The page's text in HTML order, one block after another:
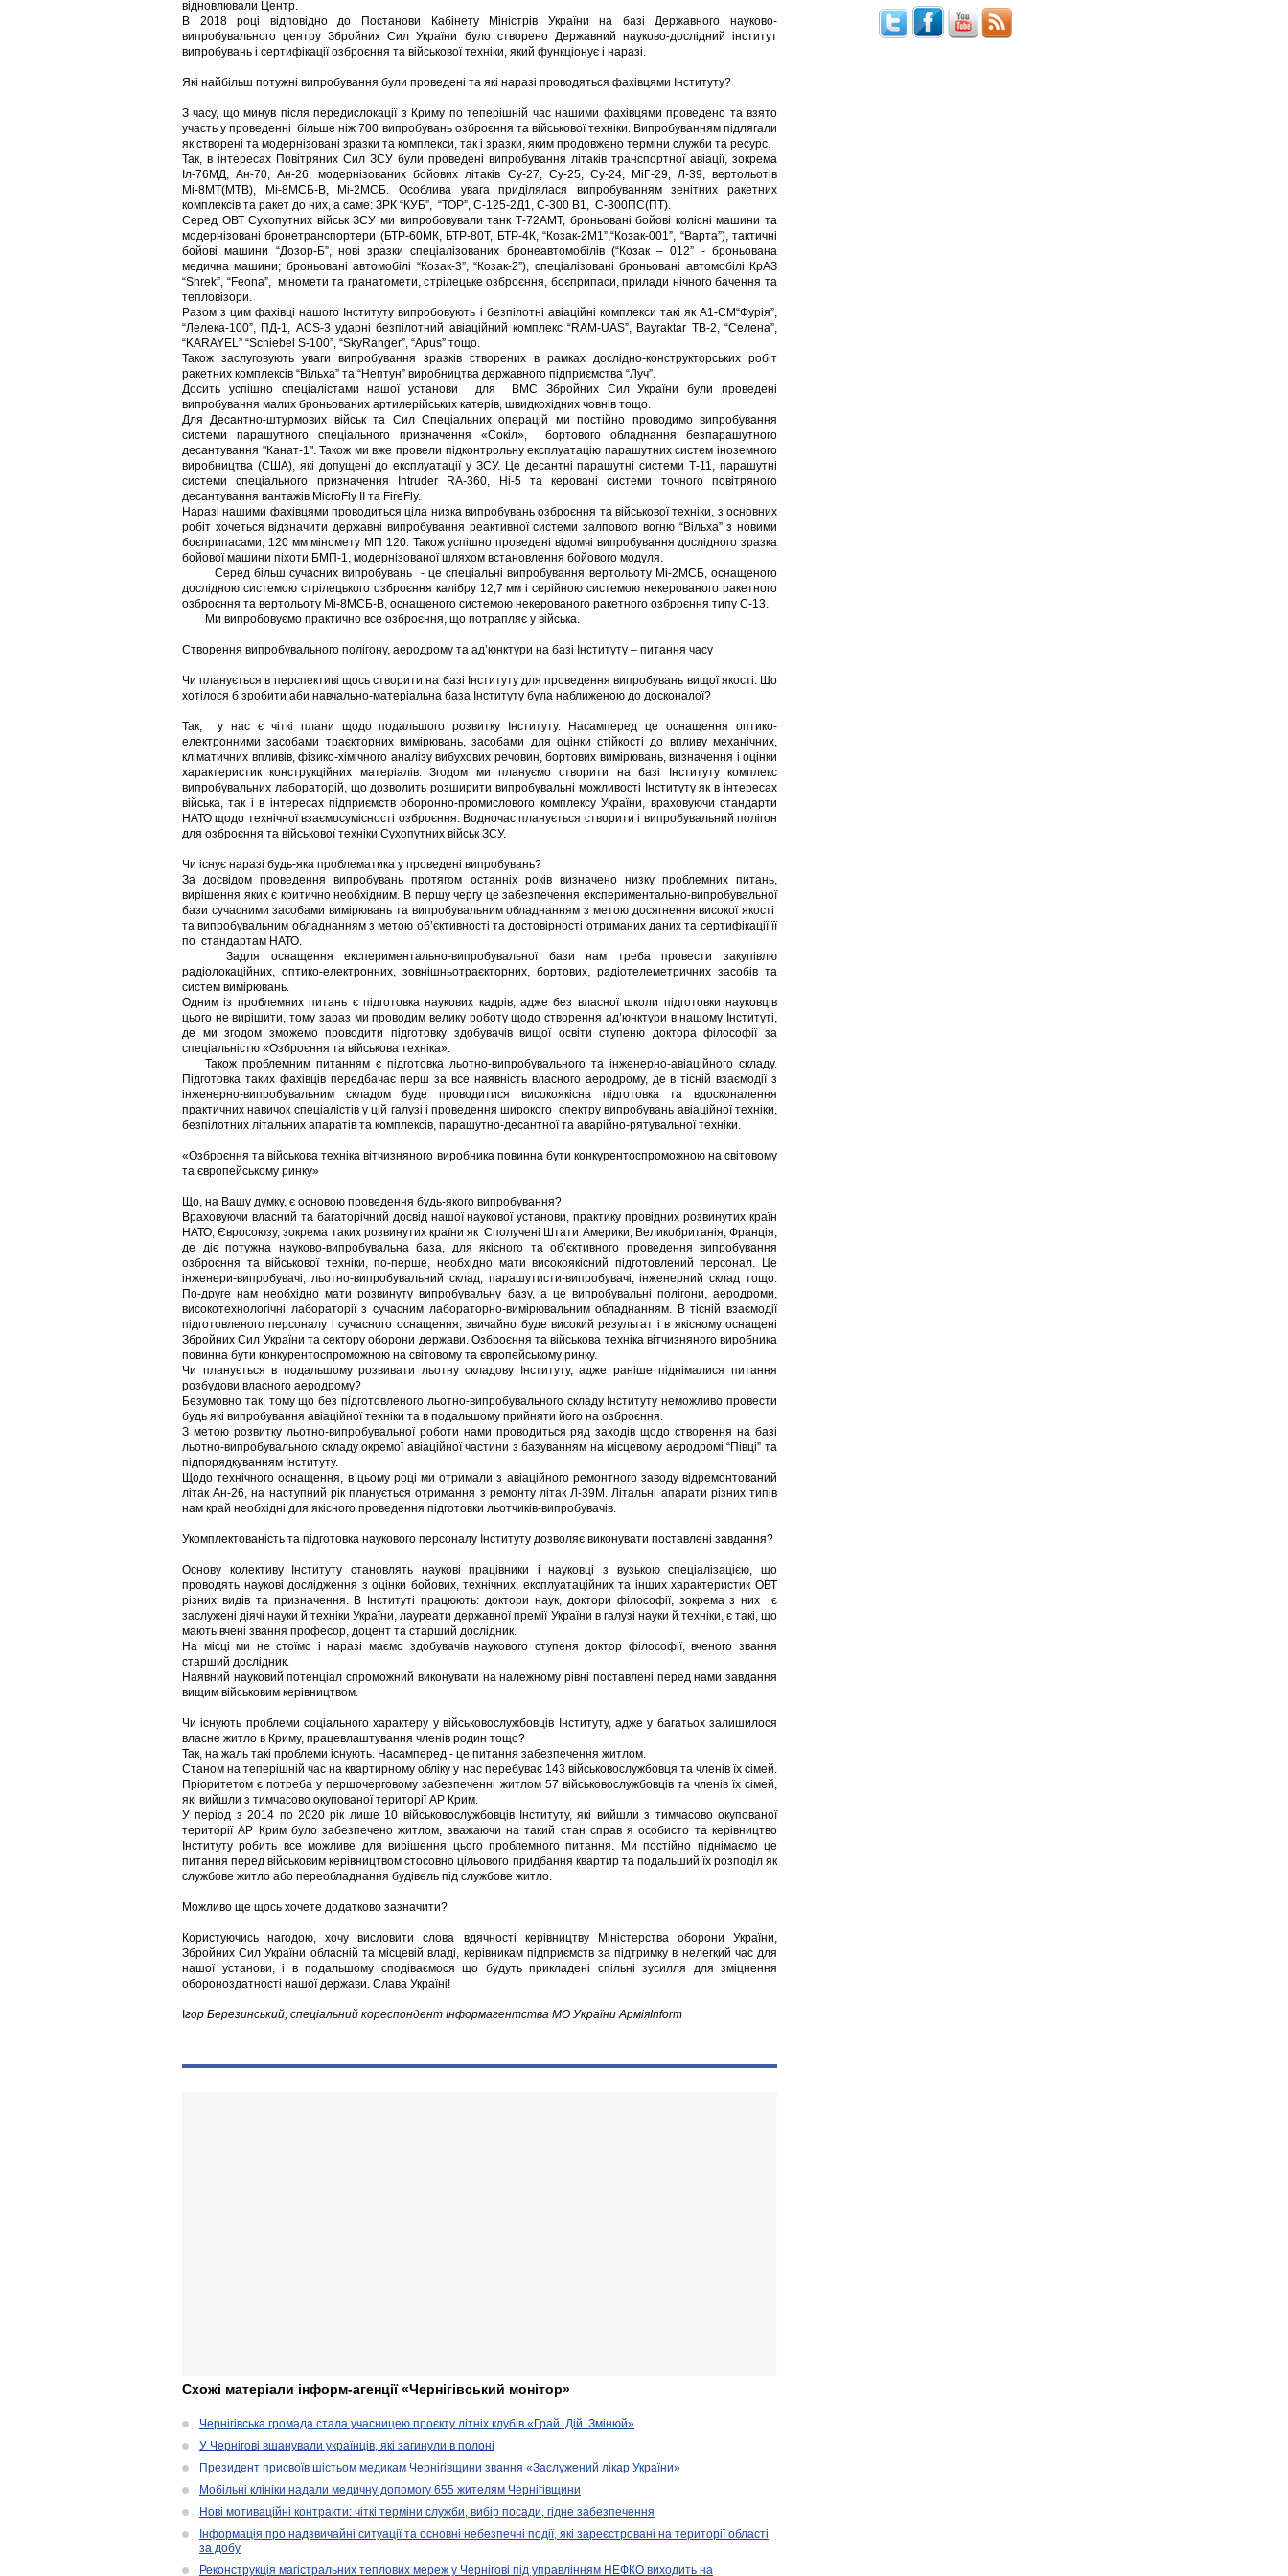
відновлювали Центр.
В 2018 році відповідно до Постанови Кабінету Міністрів України на базі Державного науково-
випробувального центру Збройних Сил України було створено Державний науково-дослідний інститут
випробувань і сертифікації озброєння та військової техніки, який функціонує і наразі.
Які найбільш потужні випробування були проведені та які наразі проводяться фахівцями Інституту?
З часу, що минув після передислокації з Криму по теперішній час нашими фахівцями проведено та взято
участь у проведенні більше ніж 700 випробувань озброєння та військової техніки. Випробуванням підлягали
як створені та модернізовані зразки та комплекси, так і зразки, яким продовжено терміни служби та ресурс.
Так, в інтересах Повітряних Сил ЗСУ були проведені випробування літаків транспортної авіації, зокрема
Іл-76МД, Ан-70, Ан-26, модернізованих бойових літаків Су-27, Су-25, Су-24, МіГ-29, Л-39, вертольотів
Мі-8МТ(МТВ), Мі-8МСБ-В, Мі-2МСБ. Особлива увага приділялася випробуванням зенітних ракетних
комплексів та ракет до них, а саме: ЗРК “КУБ”, “ТОР”, С-125-2Д1, С-300 В1, С-300ПС(ПТ).
Серед ОВТ Сухопутних військ ЗСУ ми випробовували танк Т-72АМТ, броньовані бойові колісні машини та
модернізовані бронетранспортери (БТР-60МК, БТР-80Т, БТР-4К, “Козак-2М1”,“Козак-001”, “Варта”), тактичні
бойові машини “Дозор-Б”, нові зразки спеціалізованих бронеавтомобілів (“Козак – 012” - броньована
медична машини; броньовані автомобілі “Козак-3”, “Козак-2”), спеціалізовані броньовані автомобілі КрАЗ
“Shrek”, “Feona”, міномети та гранатомети, стрілецьке озброєння, боєприпаси, прилади нічного бачення та
тепловізори.
Разом з цим фахівці нашого Інституту випробовують і безпілотні авіаційні комплекси такі як А1-СМ“Фурія”,
“Лелека-100”, ПД-1, ACS-3 ударні безпілотний авіаційний комплекс “RAM-UAS”, Bayraktar TB-2, “Селена”,
“KARAYEL” “Schiebel S-100”, “SkyRanger”, “Apus” тощо.
Також заслуговують уваги випробування зразків створених в рамках дослідно-конструкторських робіт
ракетних комплексів “Вільха” та “Нептун” виробництва державного підприємства “Луч”.
Досить успішно спеціалістами нашої установи для ВМС Збройних Сил України були проведені
випробування малих броньованих артилерійських катерів, швидкохідних човнів тощо.
Для Десантно-штурмових військ та Сил Спеціальних операцій ми постійно проводимо випробування
системи парашутного спеціального призначення «Сокіл», бортового обладнання безпарашутного
десантування "Канат-1". Також ми вже провели підконтрольну експлуатацію парашутних систем іноземного
виробництва (США), які допущені до експлуатації у ЗСУ. Це десантні парашутні системи Т-11, парашутні
системи спеціального призначення Intruder RA-360, Hi-5 та керовані системи точного повітряного
десантування вантажів MicroFly II та FireFly.
Наразі нашими фахівцями проводиться ціла низка випробувань озброєння та військової техніки, з основних
робіт хочеться відзначити державні випробування реактивної системи залпового вогню “Вільха” з новими
боєприпасами, 120 мм міномету МП 120. Також успішно проведені відомчі випробування дослідного зразка
бойової машини піхоти БМП-1, модернізованої шляхом встановлення бойового модуля.
Серед більш сучасних випробувань - це спеціальні випробування вертольоту Мі-2МСБ, оснащеного
дослідною системою стрілецького озброєння калібру 12,7 мм і серійною системою некерованого ракетного
озброєння та вертольоту Мі-8МСБ-В, оснащеного системою некерованого ракетного озброєння типу С-13.
Ми випробовуємо практично все озброєння, що потрапляє у війська.
Створення випробувального полігону, аеродрому та ад’юнктури на базі Інституту – питання часу
Чи планується в перспективі щось створити на базі Інституту для проведення випробувань вищої якості. Що
хотілося б зробити аби навчально-матеріальна база Інституту була наближеною до досконалої?
Так, у нас є чіткі плани щодо подальшого розвитку Інституту. Насамперед це оснащення оптико-
електронними засобами траєкторних вимірювань, засобами для оцінки стійкості до впливу механічних,
кліматичних впливів, фізико-хімічного аналізу вибухових речовин, бортових вимірювань, визначення і оцінки
характеристик конструкційних матеріалів. Згодом ми плануємо створити на базі Інституту комплекс
випробувальних лабораторій, що дозволить розширити випробувальні можливості Інституту як в інтересах
війська, так і в інтересах підприємств оборонно-промислового комплексу України, враховуючи стандарти
НАТО щодо технічної взаємосумісності озброєння. Водночас планується створити і випробувальний полігон
для озброєння та військової техніки Сухопутних військ ЗСУ.
Чи існує наразі будь-яка проблематика у проведені випробувань?
За досвідом проведення випробувань протягом останніх років визначено низку проблемних питань,
вирішення яких є критично необхідним. В першу чергу це забезпечення експериментально-випробувальної
бази сучасними засобами вимірювань та випробувальним обладнанням з метою досягнення високої якості
та випробувальним обладнанням з метою об’єктивності та достовірності отриманих даних та сертифікації її
по стандартам НАТО.
Задля оснащення експериментально-випробувальної бази нам треба провести закупівлю
радіолокаційних, оптико-електронних, зовнішньотраєкторних, бортових, радіотелеметричних засобів та
систем вимірювань.
Одним із проблемних питань є підготовка наукових кадрів, адже без власної школи підготовки науковців
цього не вирішити, тому зараз ми проводим велику роботу щодо створення ад’юнктури в нашому Інституті,
де ми згодом зможемо проводити підготовку здобувачів вищої освіти ступеню доктора філософії за
спеціальністю «Озброєння та військова техніка».
Також проблемним питанням є підготовка льотно-випробувального та інженерно-авіаційного складу.
Підготовка таких фахівців передбачає перш за все наявність власного аеродрому, де в тісній взаємодії з
інженерно-випробувальним складом буде проводитися високоякісна підготовка та вдосконалення
практичних навичок спеціалістів у цій галузі і проведення широкого спектру випробувань авіаційної техніки,
безпілотних літальних апаратів та комплексів, парашутно-десантної та аварійно-рятувальної техніки.
«Озброєння та військова техніка вітчизняного виробника повинна бути конкурентоспроможною на світовому
та європейському ринку»
Що, на Вашу думку, є основою проведення будь-якого випробування?
Враховуючи власний та багаторічний досвід нашої наукової установи, практику провідних розвинутих країн
НАТО, Євросоюзу, зокрема таких розвинутих країни як Сполучені Штати Америки, Великобританія, Франція,
де діє потужна науково-випробувальна база, для якісного та об’єктивного проведення випробування
озброєння та військової техніки, по-перше, необхідно мати високоякісний підготовлений персонал. Це
інженери-випробувачі, льотно-випробувальний склад, парашутисти-випробувачі, інженерний склад тощо.
По-друге нам необхідно мати розвинуту випробувальну базу, а це випробувальні полігони, аеродроми,
високотехнологічні лабораторії з сучасним лабораторно-вимірювальним обладнанням. В тісній взаємодії
підготовленого персоналу і сучасного оснащення, звичайно буде високий результат і в якісному оснащені
Збройних Сил України та сектору оборони держави. Озброєння та військова техніка вітчизняного виробника
повинна бути конкурентоспроможною на світовому та європейському ринку.
Чи планується в подальшому розвивати льотну складову Інституту, адже раніше піднімалися питання
розбудови власного аеродрому?
Безумовно так, тому що без підготовленого льотно-випробувального складу Інституту неможливо провести
будь які випробування авіаційної техніки та в подальшому прийняти його на озброєння.
З метою розвитку льотно-випробувальної роботи нами проводиться ряд заходів щодо створення на базі
льотно-випробувального складу окремої авіаційної частини з базуванням на місцевому аеродромі “Півці” та
підпорядкуванням Інституту.
Щодо технічного оснащення, в цьому році ми отримали з авіаційного ремонтного заводу відремонтований
літак Ан-26, на наступний рік планується отримання з ремонту літак Л-39М. Літальні апарати різних типів
нам край необхідні для якісного проведення підготовки льотчиків-випробувачів.
Укомплектованість та підготовка наукового персоналу Інституту дозволяє виконувати поставлені завдання?
Основу колективу Інституту становлять наукові працівники і науковці з вузькою спеціалізацією, що
проводять наукові дослідження з оцінки бойових, технічних, експлуатаційних та інших характеристик ОВТ
різних видів та призначення. В Інституті працюють: доктори наук, доктори філософії, зокрема з них є
заслужені діячі науки й техніки України, лауреати державної премії України в галузі науки й техніки, є такі, що
мають вчені звання професор, доцент та старший дослідник.
На місці ми не стоїмо і наразі маємо здобувачів наукового ступеня доктор філософії, вченого звання
старший дослідник.
Наявний науковий потенціал спроможний виконувати на належному рівні поставлені перед нами завдання
вищим військовим керівництвом.
Чи існують проблеми соціального характеру у військовослужбовців Інституту, адже у багатьох залишилося
власне житло в Криму, працевлаштування членів родин тощо?
Так, на жаль такі проблеми існують. Насамперед - це питання забезпечення житлом.
Станом на теперішній час на квартирному обліку у нас перебуває 143 військовослужбовця та членів їх сімей.
Пріоритетом є потреба у першочерговому забезпеченні житлом 57 військовослужбовців та членів їх сімей,
які вийшли з тимчасово окупованої території АР Крим.
У період з 2014 по 2020 рік лише 10 військовослужбовців Інституту, які вийшли з тимчасово окупованої
території АР Крим було забезпечено житлом, зважаючи на такий стан справ я особисто та керівництво
Інституту робить все можливе для вирішення цього проблемного питання. Ми постійно піднімаємо це
питання перед військовим керівництвом стосовно цільового придбання квартир та подальший їх розподіл як
службове житло або переобладнання будівель під службове житло.
Можливо ще щось хочете додатково зазначити?
Користуючись нагодою, хочу висловити слова вдячності керівництву Міністерства оборони України,
Збройних Сил України обласній та місцевій владі, керівникам підприємств за підтримку в нелегкий час для
нашої установи, і в подальшому сподіваємося що будуть прикладені спільні зусилля для зміцнення
обороноздатності нашої держави. Слава Україні!
гор Березинський, спеціальний кореспондент Інформагентства МО України АрміяInform
Схожі матеріали інформ-агенції «Чернігівський монітор»
Чернігівська громада стала учасницею проєкту літніх клубів «Грай. Дій. Змінюй»
У Чернігові вшанували українців, які загинули в полоні
Президент присвоїв шістьом медикам Чернігівщини звання «Заслужений лікар України»
Мобільні клініки надали медичну допомогу 655 жителям Чернігівщини
Нові мотиваційні контракти: чіткі терміни служби, вибір посади, гідне забезпечення
Інформація про надзвичайні ситуації та основні небезпечні події, які зареєстровані на території області
за добу
Реконструкція магістральних теплових мереж у Чернігові під управлінням НЕФКО виходить на